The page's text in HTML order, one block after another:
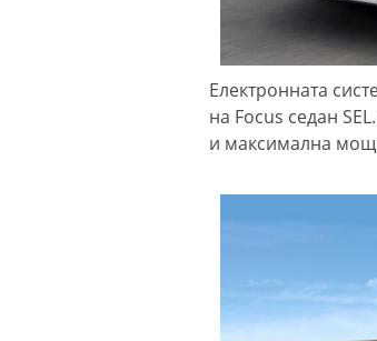
Електронната
на Focus седан
и максимална